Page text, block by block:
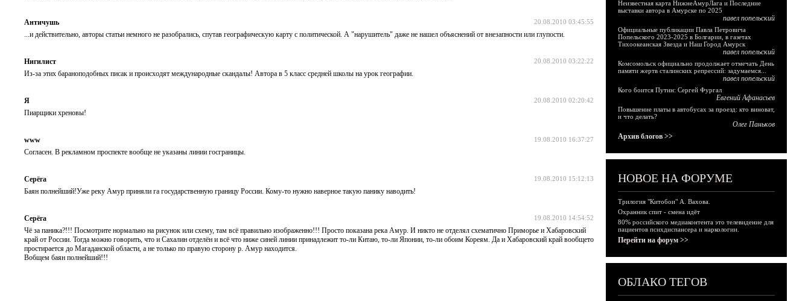
20.08.2010 03:45:55
Античушь
...и действительно, авторы статьи немного не разобрались, спутав географическую карту с политической. А "нарушитель" даже не нашел объяснений от внезапности или глупости.
20.08.2010 03:22:22
Нигилист
Из-за этих бараноподобных писак и происходят международные скандалы! Автора в 5 класс средней школы на урок географии.
20.08.2010 02:20:42
Я
Пиарщики хреновы!
19.08.2010 16:37:27
www
Согласен. В рекламном проспекте вообще не указаны линии госграницы.
19.08.2010 15:12:13
Серёга
Баян полнейший!Уже реку Амур приняли га государственную границу России. Кому-то нужно наверное такую панику наводить!
19.08.2010 14:54:52
Серёга
Чё за паника?!!! Посмотрите нормально на рисунок или схему, там всё правильно изображенно!!! Просто показана река Амур. И никто не отделял схематично Приморье и Хабаровский
край от России. Тогда можно говорить, что и Сахалин отделён и всё что ниже синей линии принадлежит то-ли Китаю, то-ли Японии, то-ли обоим Кореям. Да и Хабаровский край вообщето
простирается до Магаданской области, а не только по правую сторону р. Амур находится.
Вобщем баян полнейший!!!
Неизвестная карта НижнеАмурЛага и Последние
выставки автора в Амурске по 2025
павел попельский
Официальные публикации Павла Петровича
Попельского 2023-2025 в Болгарии, в газетах
Тихоокеанская Звезда и Наш Город Амурск
павел попельский
Комсомольск официально продолжает отмечать День
памяти жертв сталинских репрессий: задумаемся...
павел попельский
Кого боится Путин: Сергей Фургал
Евгений Афанасьев
Повышение платы в автобусах за проезд: кто виноват,
и что делать?
Олег Паньков
Архив блогов >>
НОВОЕ НА ФОРУМЕ
Трилогия "Китобои" А. Вахова.
Охранник спит - смена идёт
80% российского медиаконтента это телевидение для
пациентов психдиспансера и наркологии.
Перейти на форум >>
ОБЛАКО ТЕГОВ